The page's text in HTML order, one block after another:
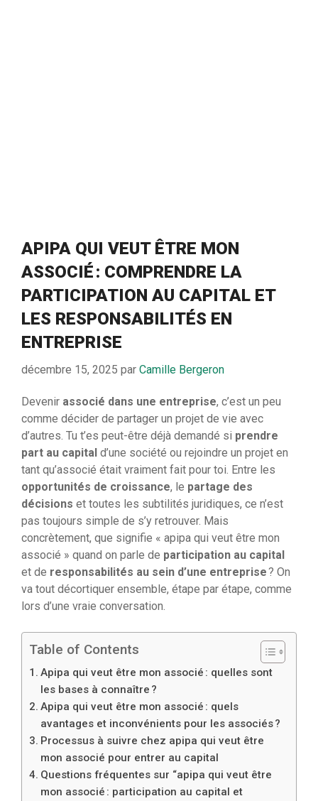
APIPA QUI VEUT ÊTRE MON
ASSOCIÉ : COMPRENDRE LA
PARTICIPATION AU CAPITAL ET
LES RESPONSABILITÉS EN
ENTREPRISE
décembre 15, 2025 par Camille Bergeron
Devenir associé dans une entreprise, c’est un peu
comme décider de partager un projet de vie avec
d’autres. Tu t’es peut-être déjà demandé si prendre
part au capital d’une société ou rejoindre un projet en
tant qu’associé était vraiment fait pour toi. Entre les
opportunités de croissance, le partage des
décisions et toutes les subtilités juridiques, ce n’est
pas toujours simple de s’y retrouver. Mais
concrètement, que signifie « apipa qui veut être mon
associé » quand on parle de participation au capital
et de responsabilités au sein d’une entreprise? On
va tout décortiquer ensemble, étape par étape, comme
lors d’une vraie conversation.
Table of Contents
Apipa qui veut être mon associé : quelles sont
les bases à connaître ?
Apipa qui veut être mon associé : quels
avantages et inconvénients pour les associés ?
Processus à suivre chez apipa qui veut être
mon associé pour entrer au capital
Questions fréquentes sur “apipa qui veut être
mon associé : participation au capital et